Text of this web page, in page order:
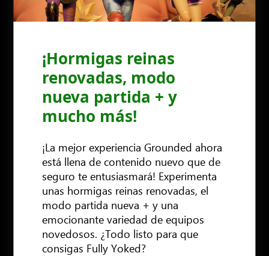
¡Hormigas reinas
renovadas, modo
nueva partida + y
mucho más!
¡La mejor experiencia Grounded ahora
está llena de contenido nuevo que de
seguro te entusiasmará! Experimenta
unas hormigas reinas renovadas, el
modo partida nueva + y una
emocionante variedad de equipos
novedosos. ¿Todo listo para que
consigas Fully Yoked?
CONSÍGUELO AHORA
CONSÍGUELO AHORA
CONSÍGUELO AHORA
CONSÍGUELO AHORA